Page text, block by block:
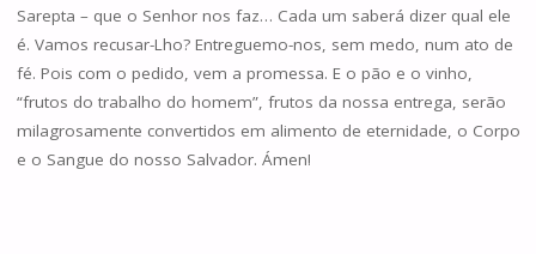
Sarepta – que o Senhor nos faz… Cada um saberá dizer qual ele
é. Vamos recusar-Lho? Entreguemo-nos, sem medo, num ato de
fé. Pois com o pedido, vem a promessa. E o pão e o vinho,
“frutos do trabalho do homem”, frutos da nossa entrega, serão
milagrosamente convertidos em alimento de eternidade, o Corpo
e o Sangue do nosso Salvador. Ámen!